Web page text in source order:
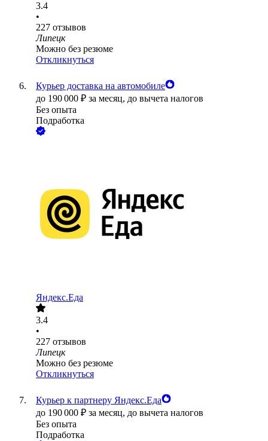
3.4
•
227 отзывов
Липецк
Можно без резюме
Откликнуться
Курьер доставка на автомобиле
до 190 000 ₽ за месяц, до вычета налогов
Без опыта
Подработка
Яндекс.Еда
3.4
•
227 отзывов
Липецк
Можно без резюме
Откликнуться
Курьер к партнеру Яндекс.Еда
до 190 000 ₽ за месяц, до вычета налогов
Без опыта
Подработка